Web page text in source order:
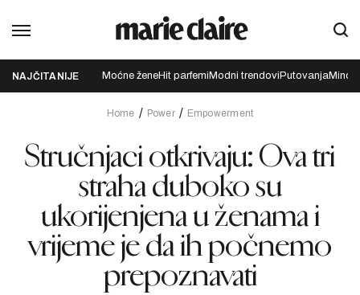
NAJČITANIJE Moćne ženeHit parfemi Modni trendovi Putovanja
Home Power Empowerment
Stručnjaci otkrivaju: Ova tri
straha duboko su
ukorijenjena u ženama i
vrijeme je da ih počnemo
prepoznavati